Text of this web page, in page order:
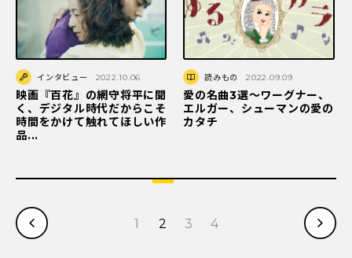
インタビュー 2022.10.06
映画『百花』の網守将平に聞
く、デジタル時代だからこそ
時間をかけて触れてほしい作
品...
読みもの 2022.09.09
愛の名曲3選～ワーグナー、
エルガー、シューマンの愛の
カタチ
1 2 3 4